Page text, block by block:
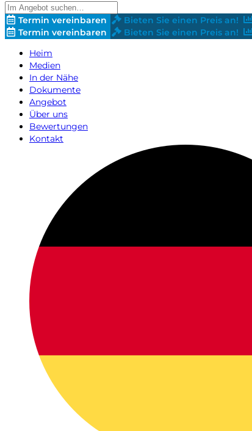
Termin vereinbaren Bieten Sie einen Preis an!
Termin vereinbaren
Bieten Sie einen Preis an!
Heim
Medien
In der Nähe
Dokumente
Angebot
Über uns
Bewertungen
Kontakt